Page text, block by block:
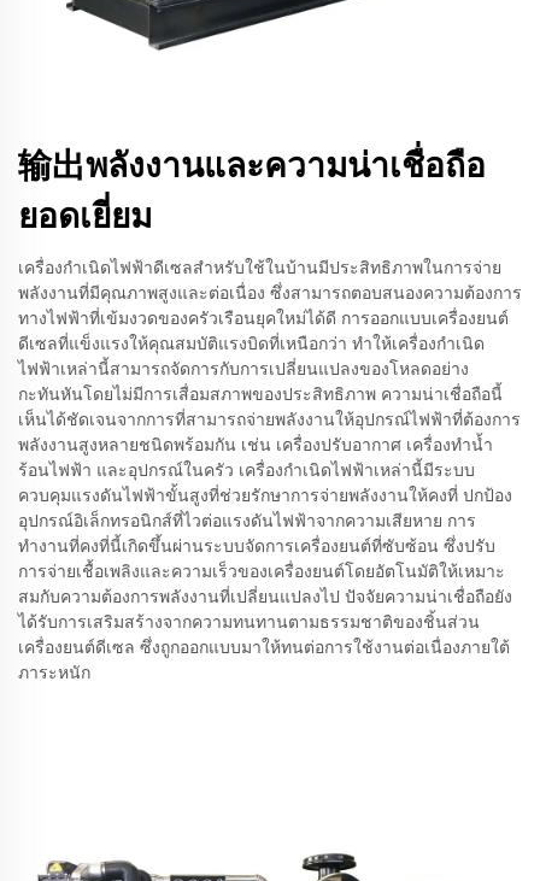
输出พลังงานและความน่าเชื่อถือ
ยอดเยี่ยม
เครื่องกำเนิดไฟฟ้าดีเซลสำหรับใช้ในบ้านมีประสิทธิภาพในการจ่าย
พลังงานที่มีคุณภาพสูงและต่อเนื่อง ซึ่งสามารถตอบสนองความต้องการ
ทางไฟฟ้าที่เข้มงวดของครัวเรือนยุคใหม่ได้ดี การออกแบบเครื่องยนต์
ดีเซลที่แข็งแรงให้คุณสมบัติแรงบิดที่เหนือกว่า ทำให้เครื่องกำเนิด
ไฟฟ้าเหล่านี้สามารถจัดการกับการเปลี่ยนแปลงของโหลดอย่าง
กะทันหันโดยไม่มีการเสื่อมสภาพของประสิทธิภาพ ความน่าเชื่อถือนี้
เห็นได้ชัดเจนจากการที่สามารถจ่ายพลังงานให้อุปกรณ์ไฟฟ้าที่ต้องการ
พลังงานสูงหลายชนิดพร้อมกัน เช่น เครื่องปรับอากาศ เครื่องทำน้ำ
ร้อนไฟฟ้า และอุปกรณ์ในครัว เครื่องกำเนิดไฟฟ้าเหล่านี้มีระบบ
ควบคุมแรงดันไฟฟ้าขั้นสูงที่ช่วยรักษาการจ่ายพลังงานให้คงที่ ปกป้อง
อุปกรณ์อิเล็กทรอนิกส์ที่ไวต่อแรงดันไฟฟ้าจากความเสียหาย การ
ทำงานที่คงที่นี้เกิดขึ้นผ่านระบบจัดการเครื่องยนต์ที่ซับซ้อน ซึ่งปรับ
การจ่ายเชื้อเพลิงและความเร็วของเครื่องยนต์โดยอัตโนมัติให้เหมาะ
สมกับความต้องการพลังงานที่เปลี่ยนแปลงไป ปัจจัยความน่าเชื่อถือยัง
ได้รับการเสริมสร้างจากความทนทานตามธรรมชาติของชิ้นส่วน
เครื่องยนต์ดีเซล ซึ่งถูกออกแบบมาให้ทนต่อการใช้งานต่อเนื่องภายใต้
ภาระหนัก